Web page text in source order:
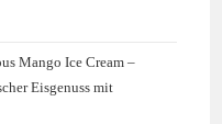
Mango Ice Cream –
Eisgenuss mit